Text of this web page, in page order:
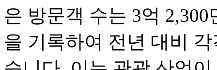
은 방문객 수는 3억
을 기록하여 전년 대비